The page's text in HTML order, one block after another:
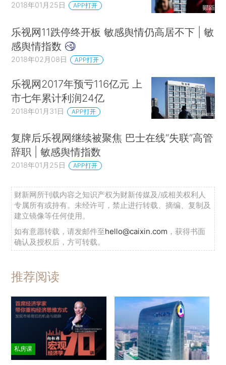
2018年01月25日 APP打开
乐视网11跌停终开板 敏感舆情仍高居不下 | 敏
感舆情指数
2018年02月08日 APP打开
乐视网2017年预亏116亿元 上
市七年累计利润24亿
2018年01月31日 APP打开
复牌后乐视网继续被聚焦 巴士在线“失联”高管
辞职 | 敏感舆情指数
2018年01月25日 APP打开
财新网所刊载内容之知识产权为财新传媒及/或相关权利人
专属所有或持有。未经许可，禁止进行转载、摘编、复制及
建立镜像等任何使用。
如有意愿转载，请发邮件至hello@caixin.com ，获得书面
确认及授权后，方可转载。
推荐阅读
私房课